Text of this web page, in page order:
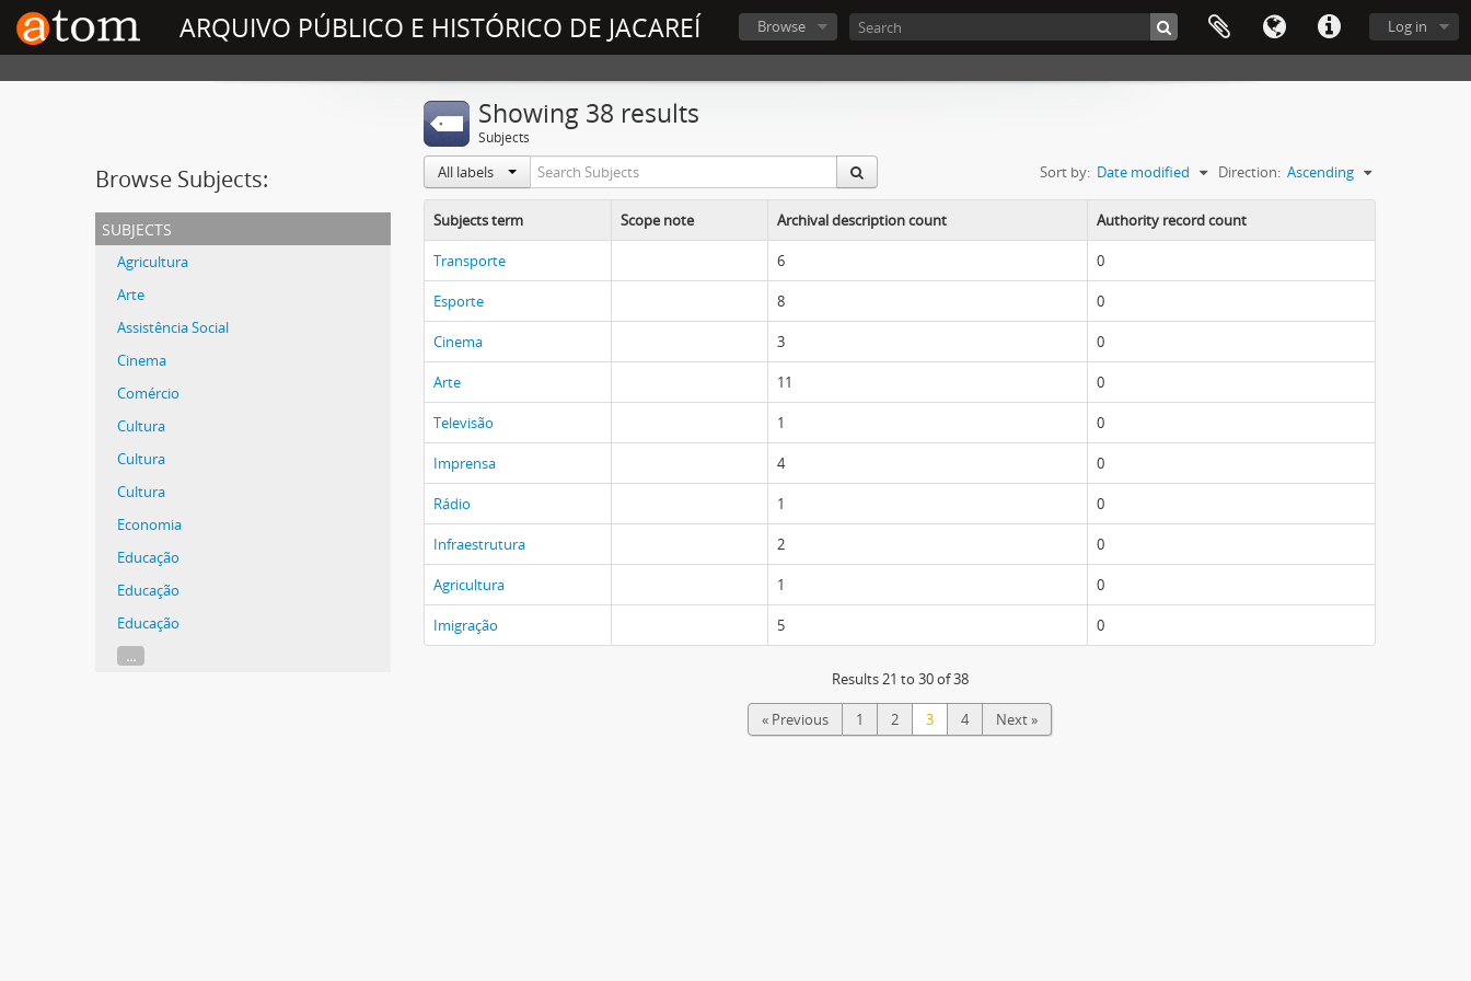
ARQUIVO PÚBLICO E HISTÓRICO DE JACAREÍ Log in
Browse
Browse Subjects:
subjects
Agricultura
Arte
Assistência Social
Cinema
Comércio
Cultura
Cultura
Cultura
Economia
Educação
Educação
Educação
...
Showing 38 results
Subjects
All labels Sort by: Date modified Direction: Ascending
Subjects term Scope note Archival description count Authority record count
Transporte 6 0
Esporte 8 0
Cinema 3 0
Arte 11 0
Televisão 1 0
Imprensa 4 0
Rádio 1 0
Infraestrutura 2 0
Agricultura 1 0
Imigração 5 0
Results 21 to 30 of 38
« Previous 1 2 3 4 Next »